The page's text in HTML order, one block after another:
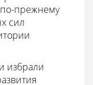
прежнему
сил
избрали